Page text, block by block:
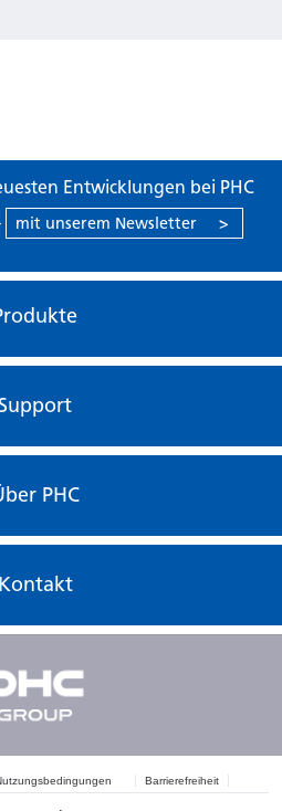
Entwicklungen bei PHC
mit unserem Newsletter >
PHC
Kontakt
Barrierefreiheit